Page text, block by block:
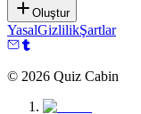
Oluştur
YasalGizlilikŞartlar
© 2026 Quiz Cabin